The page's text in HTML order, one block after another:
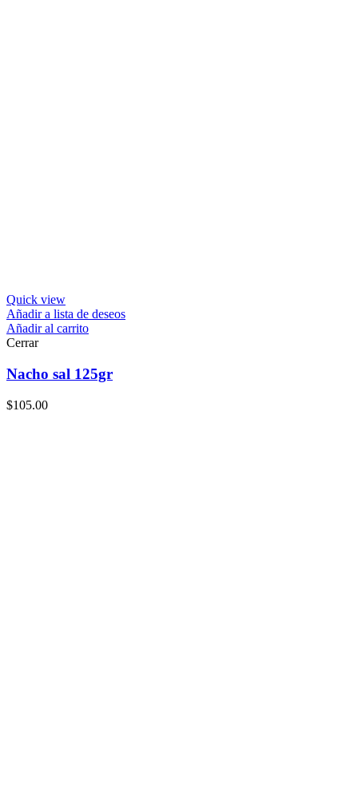
Quick view
Añadir a lista de deseos
Añadir al carrito
Cerrar
Nacho sal 125gr
$105.00